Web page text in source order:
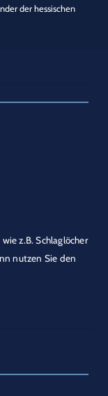
der hessischen
z.B. Schlaglöcher
nutzen Sie den